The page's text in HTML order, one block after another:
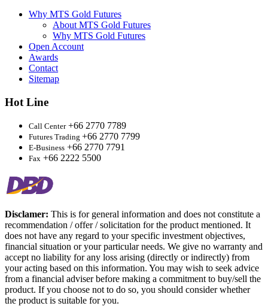
Why MTS Gold Futures
About MTS Gold Futures
Why MTS Gold Futures
Open Account
Awards
Contact
Sitemap
Hot Line
Call Center+66 2770 7789
Futures Trading +66 2770 7799
E-Business +66 2770 7791
Fax +66 2222 5500
Disclamer: This is for general information and does not constitute a
recommendation / offer / solicitation for the product mentioned. It
does not have any regard to your specific investment objectives,
financial situation or your particular needs. We give no warranty and
accept no liability for any loss arising (directly or indirectly) from
your acting based on this information. You may wish to seek advice
from a financial adviser before making a commitment to buy/sell the
product. If you choose not to do so, you should consider whether
the product is suitable for you.